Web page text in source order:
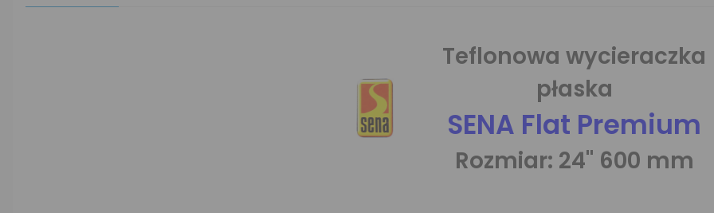
Teflonowa wycieraczka
płaska
SENA Flat Premium
Rozmiar: 24" 600 mm